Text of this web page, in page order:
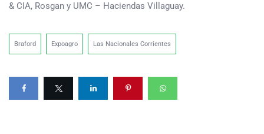
& CIA, Rosgan y UMC – Haciendas Villaguay.
Braford Expoagro Las Nacionales Corrientes